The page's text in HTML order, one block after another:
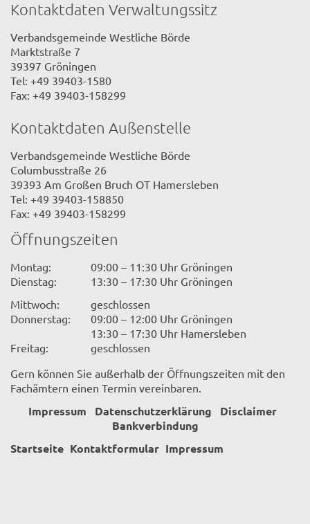
Kontaktdaten Verwaltungssitz
Verbandsgemeinde Westliche Börde
Marktstraße 7
39397 Gröningen
Tel: +49 39403-1580
Fax: +49 39403-158299
Kontaktdaten Außenstelle
Verbandsgemeinde Westliche Börde
Columbusstraße 26
39393 Am Großen Bruch OT Hamersleben
Tel: +49 39403-158850
Fax: +49 39403-158299
Öffnungszeiten
Montag:
09:00 – 11:30 Uhr Gröningen
Dienstag:
13:30 – 17:30 Uhr Gröningen
Mittwoch:
geschlossen
Donnerstag:
09:00 – 12:00 Uhr Gröningen
13:30 – 17:30 Uhr Hamersleben
Freitag:
geschlossen
Gern können Sie außerhalb der Öffnungszeiten mit den
Fachämtern einen Termin vereinbaren.
Impressum Datenschutzerklärung
Disclaimer
Bankverbindung
Startseite Kontaktformular Impressum